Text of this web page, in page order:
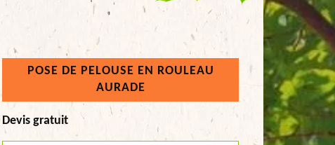
POSE DE PELOUSE EN ROULEAU
AURADE
Devis gratuit